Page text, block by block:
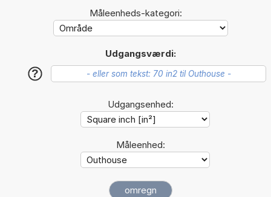
Måleenheds-kategori:
Udgangsværdi:
?
Udgangsenhed:
Måleenhed: